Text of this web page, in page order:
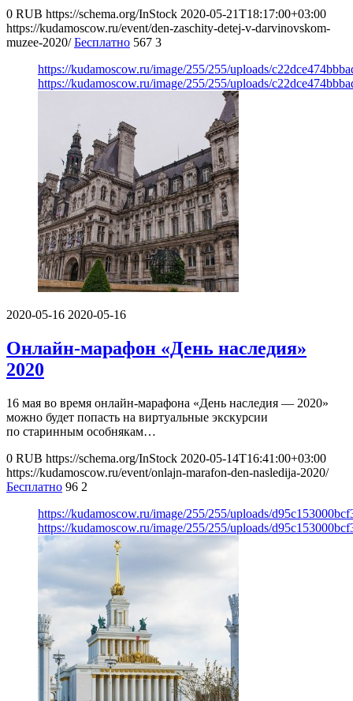
0 RUB https://schema.org/InStock 2020-05-21T18:17:00+03:00
https://kudamoscow.ru/event/den-zaschity-detej-v-darvinovskom-
muzee-2020/ Бесплатно 567 3
https://kudamoscow.ru/image/255/255/uploads/
https://kudamoscow.ru/image/255/255/uploads/
2020-05-16 2020-05-16
Онлайн-марафон «День наследия»
2020
16 мая во время онлайн-марафона «День наследия — 2020»
можно будет попасть на виртуальные экскурсии
по старинным особнякам…
0 RUB https://schema.org/InStock 2020-05-14T16:41:00+03:00
https://kudamoscow.ru/event/onlajn-marafon-den-nasledija-2020/
Бесплатно 96 2
https://kudamoscow.ru/image/255/255/uploads/
https://kudamoscow.ru/image/255/255/uploads/